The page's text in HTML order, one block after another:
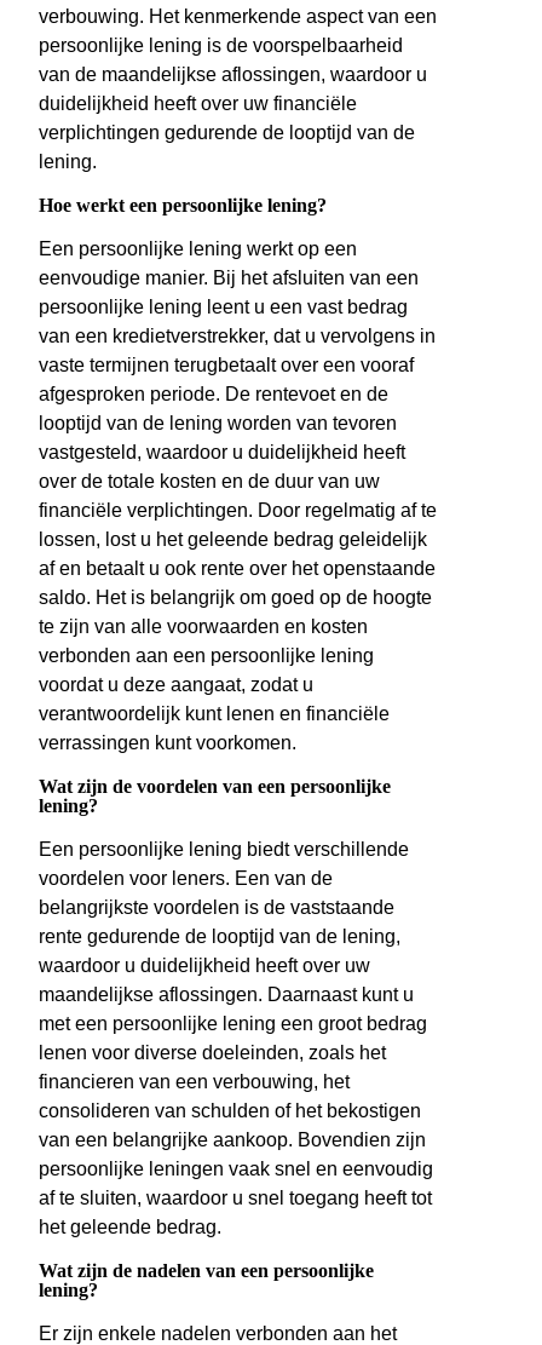
verbouwing. Het kenmerkende aspect van een
persoonlijke lening is de voorspelbaarheid
van de maandelijkse aflossingen, waardoor u
duidelijkheid heeft over uw financiële
verplichtingen gedurende de looptijd van de
lening.
Hoe werkt een persoonlijke lening?
Een persoonlijke lening werkt op een
eenvoudige manier. Bij het afsluiten van een
persoonlijke lening leent u een vast bedrag
van een kredietverstrekker, dat u vervolgens in
vaste termijnen terugbetaalt over een vooraf
afgesproken periode. De rentevoet en de
looptijd van de lening worden van tevoren
vastgesteld, waardoor u duidelijkheid heeft
over de totale kosten en de duur van uw
financiële verplichtingen. Door regelmatig af te
lossen, lost u het geleende bedrag geleidelijk
af en betaalt u ook rente over het openstaande
saldo. Het is belangrijk om goed op de hoogte
te zijn van alle voorwaarden en kosten
verbonden aan een persoonlijke lening
voordat u deze aangaat, zodat u
verantwoordelijk kunt lenen en financiële
verrassingen kunt voorkomen.
Wat zijn de voordelen van een persoonlijke
lening?
Een persoonlijke lening biedt verschillende
voordelen voor leners. Een van de
belangrijkste voordelen is de vaststaande
rente gedurende de looptijd van de lening,
waardoor u duidelijkheid heeft over uw
maandelijkse aflossingen. Daarnaast kunt u
met een persoonlijke lening een groot bedrag
lenen voor diverse doeleinden, zoals het
financieren van een verbouwing, het
consolideren van schulden of het bekostigen
van een belangrijke aankoop. Bovendien zijn
persoonlijke leningen vaak snel en eenvoudig
af te sluiten, waardoor u snel toegang heeft tot
het geleende bedrag.
Wat zijn de nadelen van een persoonlijke
lening?
Er zijn enkele nadelen verbonden aan het